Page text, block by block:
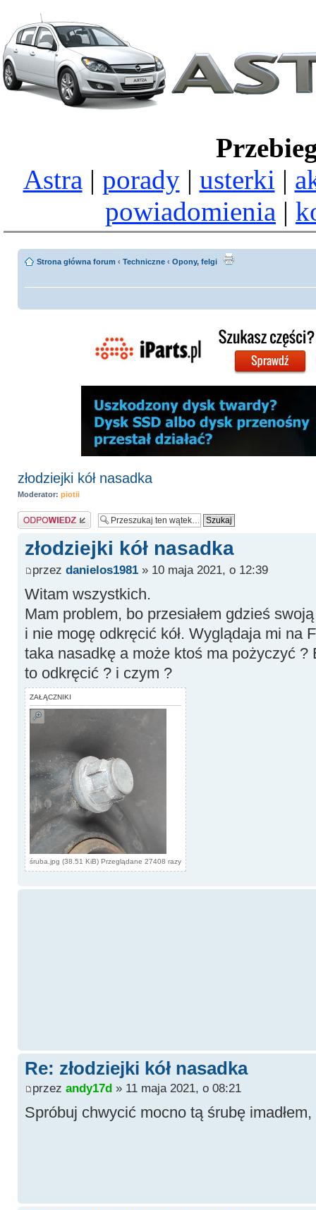
Astra | porady| usterki |
powiadomienia |
Strona główna forum ‹ Techniczne ‹ Opony, felgi
złodziejki kół nasadka
Moderator: piotii
Odpowiedz
złodziejki kół nasadka
przez danielos1981» 10 maja 2021, o 12:39
Witam wszystkich.
Mam problem, bo przesiałem gdzieś
i nie mogę odkręcić kół. Wyglądaja mi na
taka nasadkę a może ktoś ma pożyczyć ?
to odkręcić ? i czym ?
ZAŁĄCZNIKI
śruba.jpg (38.51 KiB) Przeglądane 27408 razy
Re: złodziejki kół nasadka
przez andy17d» 11 maja 2021, o 08:21
Spróbuj chwycić mocno tą śrubę